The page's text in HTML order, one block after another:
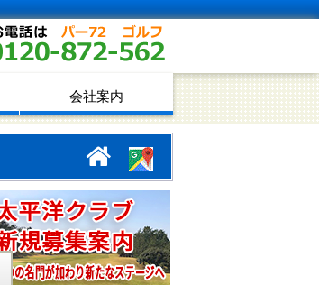
会社案内